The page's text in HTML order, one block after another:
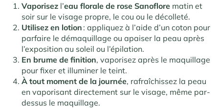
Vaporisez l’eau florale de rose Sanoflore matin et
soir sur le visage propre, le cou ou le décolleté.
Utilisez en lotion : appliquez à l’aide d’un coton pour
parfaire le démaquillage ou apaiser la peau après
l’exposition au soleil ou l’épilation.
En brume de finition, vaporisez après le maquillage
pour fixer et illuminer le teint.
À tout moment de la journée, rafraîchissez la peau
en vaporisant directement sur le visage, même par-
dessus le maquillage.